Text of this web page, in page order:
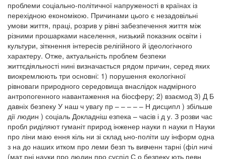
проблеми соціально-політичної напруженості в країнах із
перехідною економікою. Причинами цього є незадовільні
умови життя, праці, розрив у рівні забезпечення життя між
різними прошарками населення, низький показник освіти і
культури, зіткнення інтересів релігійного й ідеологічного
характеру. Отже, актуальність проблем безпеки
життєдіяльності нині визначається рядом причин, серед яких
виокремлюють три основні: 1) порушення екологічної
рівноваги природного середовища внаслідок надмірного
антропогенного навантаження на біосферу; 2) взаємод 3) Д Б
давніх безпеку У наш ч увагу пр – – – – – Н дисципл ) збільше
дії людин ) соціаль Докладніш езпека – часів і д у. З розви час
пробл риділяют гуманіт природ інженер науки п науки п Науки
про ліни маю ення кіль ни зі склад ьно-політи шу інформ одна
з на до наших итком про леми безп ть вивченн тарні (філ ничі
(мат рні науки про людин про суспіл С о безпеку ють певн